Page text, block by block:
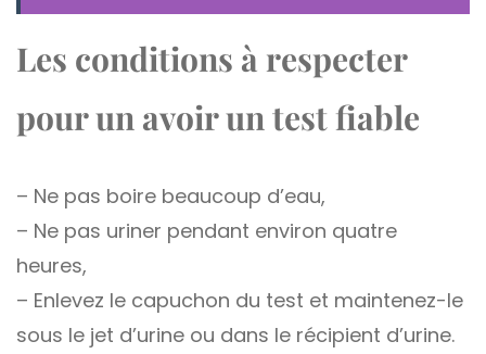
Les conditions à respecter
pour un avoir un test fiable
– Ne pas boire beaucoup d’eau,
– Ne pas uriner pendant environ quatre
heures,
– Enlevez le capuchon du test et maintenez-le
sous le jet d’urine ou dans le récipient d’urine.